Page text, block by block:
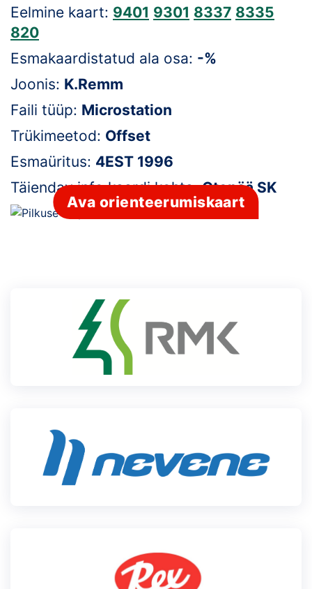
Tule klubisse!
Tulemused
Dokumendid
Suletud maastikud
Püsirajad
Ajalugu
Eelmine kaart: 9401 9301 8337 8335
820
Esmakaardistatud ala osa: -%
Joonis: K.Remm
Faili tüüp: Microstation
Trükimeetod: Offset
Esmaüritus: 4EST 1996
Täiendav info kaardi kohta:Otepää SK
Ava orienteerumiskaart